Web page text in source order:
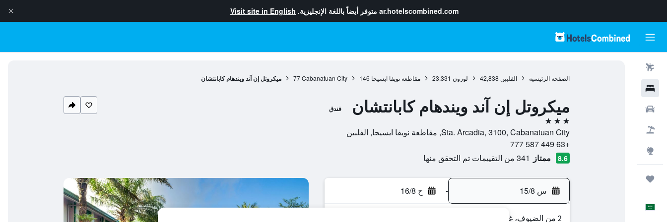
ar.hotelscombined.com متوفر أيضاً باللغة الإنجليزية. Visit site in English
الصفحة الرئيسية الفلبين 42,838 لوزون 23,331 مقاطعة نويفا ايسيجا 146
Cabanatuan City
77 ميكروتل إن آند ويندهام كابانتشان
ميكروتل إن آند ويندهام كابانتشان فندق
3 نجوم
Sta. Arcadia, 3100, Cabanatuan City, مقاطعة نويفا ايسيجا, الفلبين
+63 449 587 777
8.6 ممتاز 341 من التقييمات تم التحقق منها
س 15/8 - ح 16/8
2 من الضيوف، غرفة واحدة